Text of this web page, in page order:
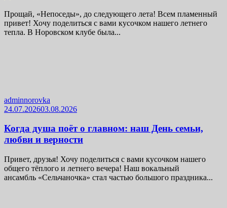
Прощай, «Непоседы», до следующего лета! Всем пламенный
привет! Хочу поделиться с вами кусочком нашего летнего
тепла. В Норовском клубе была...
adminnorovka
24.07.202603.08.2026
Когда душа поёт о главном: наш День семьи,
любви и верности
Привет, друзья! Хочу поделиться с вами кусочком нашего
общего тёплого и летнего вечера! Наш вокальный
ансамбль «Сельчаночка» стал частью большого праздника...